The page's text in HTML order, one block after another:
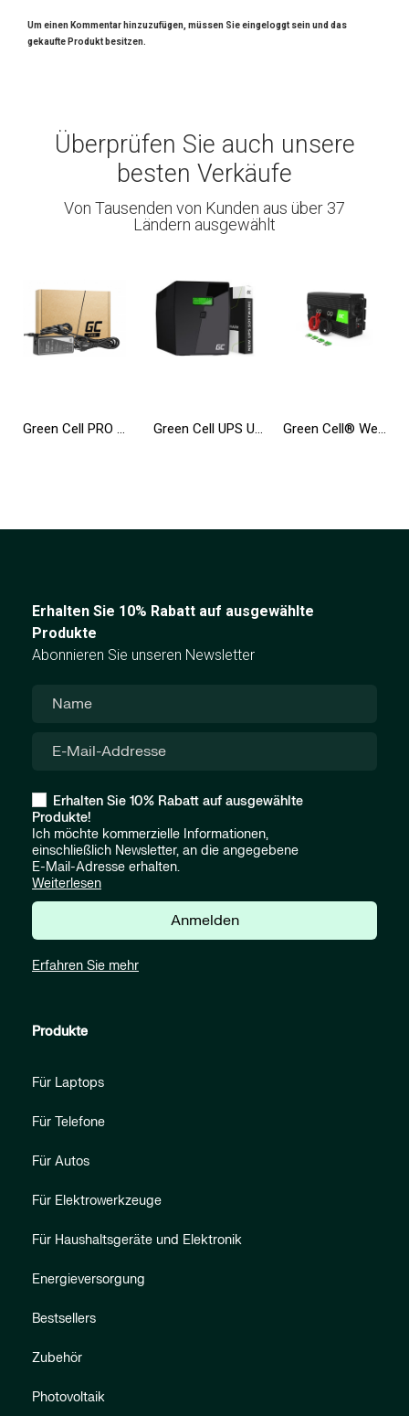
Um einen Kommentar hinzuzufügen, müssen Sie eingeloggt sein und das
gekaufte Produkt besitzen.
Überprüfen Sie auch unsere
besten Verkäufe
Von Tausenden von Kunden aus über 37
Ländern ausgewählt
Erhalten Sie 10% Rabatt auf ausgewählte
Produkte
Abonnieren Sie unseren Newsletter
Erhalten Sie 10% Rabatt auf ausgewählte
Produkte!
Ich möchte kommerzielle Informationen,
einschließlich Newsletter, an die angegebene
E-Mail-Adresse erhalten.
Weiterlesen
Anmelden
Erfahren Sie mehr
Produkte
Für Laptops
Für Telefone
Für Autos
Für Elektrowerkzeuge
Für Haushaltsgeräte und Elektronik
Energieversorgung
Bestsellers
Zubehör
Photovoltaik